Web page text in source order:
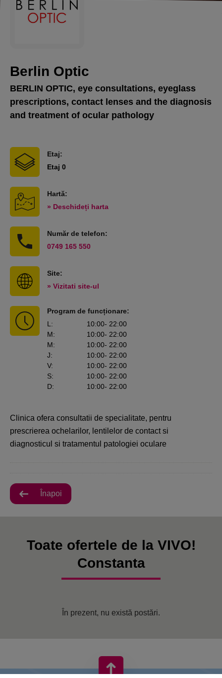
Berlin Optic
BERLIN OPTIC, eye consultations, eyeglass
prescriptions, contact lenses and the diagnosis
and treatment of ocular pathology
Etaj:
Etaj 0
Hartă:
» Deschideți harta
Număr de telefon:
0749 165 550
Site:
» Vizitati site-ul
Program de funcționare:
L : 10:00- 22:00
M: 10:00- 22:00
M: 10:00- 22:00
J: 10:00- 22:00
V: 10:00- 22:00
S: 10:00- 22:00
D: 10:00- 22:00
Clinica ofera consultatii de specialitate, pentru
prescrierea ochelarilor, lentilelor de contact si
diagnosticul si tratamentul patologiei oculare
Înapoi
Toate ofertele de la VIVO!
Constanta
În prezent, nu există postări.